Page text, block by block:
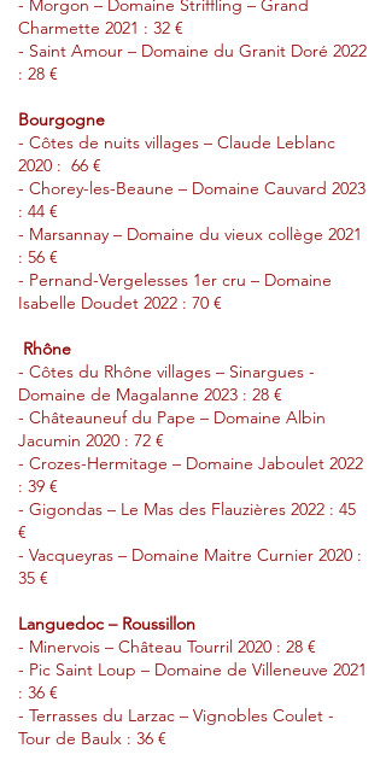
- Morgon – Domaine Striffling – Grand
Charmette 2021 : 32 €
- Saint Amour – Domaine du Granit Doré 2022
: 28 €
Bourgogne
- Côtes de nuits villages – Claude Leblanc
2020 : 66 €
- Chorey-les-Beaune – Domaine Cauvard 2023
: 44 €
- Marsannay – Domaine du vieux collège 2021
: 56 €
- Pernand-Vergelesses 1er cru – Domaine
Isabelle Doudet 2022 : 70 €
Rhône
- Côtes du Rhône villages – Sinargues -
Domaine de Magalanne 2023 : 28 €
- Châteauneuf du Pape – Domaine Albin
Jacumin 2020 : 72 €
- Crozes-Hermitage – Domaine Jaboulet 2022
: 39 €
- Gigondas – Le Mas des Flauzières 2022 : 45
€
- Vacqueyras – Domaine Maitre Curnier 2020 :
35 €
Languedoc – Roussillon
- Minervois – Château Tourril 2020 : 28 €
- Pic Saint Loup – Domaine de Villeneuve 2021
: 36 €
- Terrasses du Larzac – Vignobles Coulet -
Tour de Baulx : 36 €